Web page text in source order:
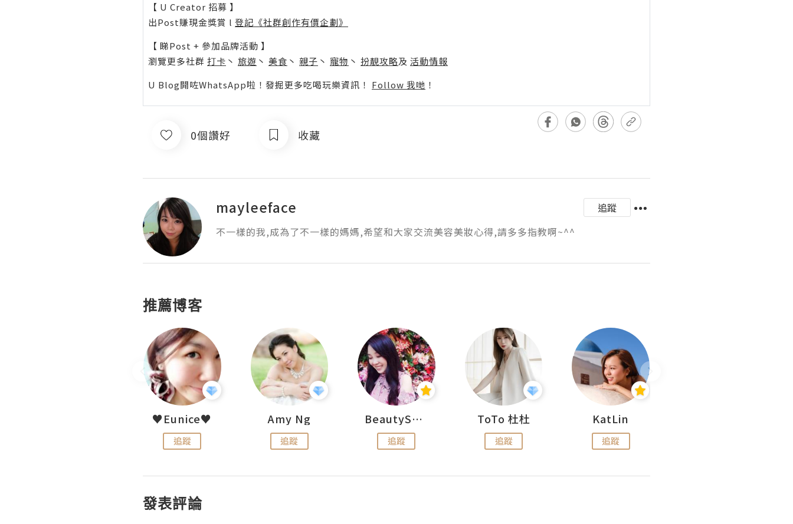
【 U Creator 招募 】
出Post賺現金獎賞 l 登記《社群創作有價企劃》
【 睇Post + 參加品牌活動 】
瀏覽更多社群 打卡 丶 旅遊 丶 美食 丶 親子 丶 寵物 丶 扮靚攻略及 活動情報
U Blog開咗WhatsApp啦！發掘更多吃喝玩樂資訊！ Follow 我哋 ！
0個讚好 收藏
mayleeface
追蹤
不一樣的我,成為了不一樣的媽媽,希望和大家交流美容美妝心得,請多多指教啊~^^
推薦博客
♥Eunice♥
追蹤
Amy Ng
追蹤
BeautySearch
追蹤
ToTo 杜杜
追蹤
KatLin
追蹤
發表評論